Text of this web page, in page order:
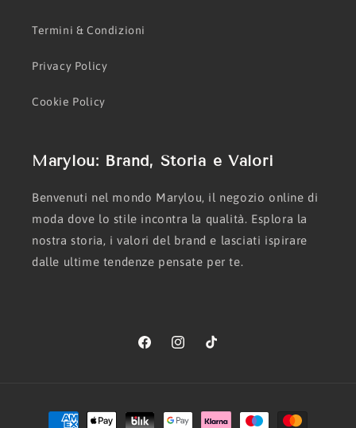
Termini & Condizioni
Privacy Policy
Cookie Policy
Marylou: Brand, Storia e Valori
Benvenuti nel mondo Marylou, il negozio online di
moda dove lo stile incontra la qualità. Esplora la
nostra storia, i valori del brand e lasciati ispirare
dalle ultime tendenze pensate per te.
FacebookInstagramTikTok
Metodi